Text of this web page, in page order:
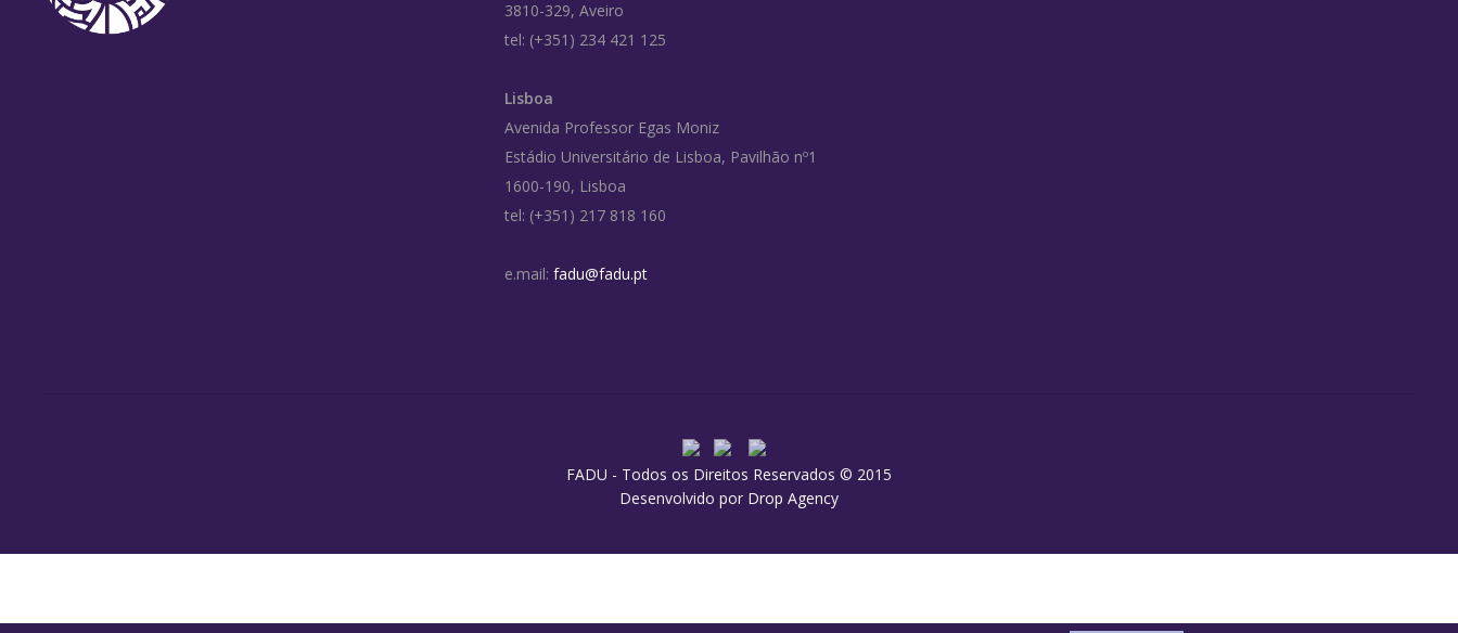
3810-329, Aveiro
tel: (+351) 234 421 125
Lisboa
Avenida Professor Egas Moniz
Estádio Universitário de Lisboa, Pavilhão nº1
1600-190, Lisboa
tel: (+351) 217 818 160
e.mail: fadu@fadu.pt
FADU - Todos os Direitos Reservados © 2015
Desenvolvido por Drop Agency